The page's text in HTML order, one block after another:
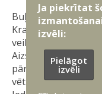
Buļļupē un
Krasta apsardzes
veiktu evakuācijas
Aizsardzības
pārrauga
vētras izraisīto
Ja piekrītat
izvēli:
Pielāgot
izvēli